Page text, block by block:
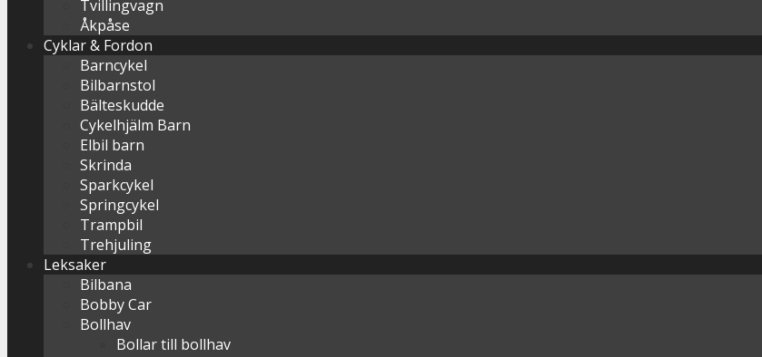
Tvillingvagn
Åkpåse
Cyklar & Fordon
Barncykel
Bilbarnstol
Bälteskudde
Cykelhjälm Barn
Elbil barn
Skrinda
Sparkcykel
Springcykel
Trampbil
Trehjuling
Leksaker
Bilbana
Bobby Car
Bollhav
Bollar till bollhav